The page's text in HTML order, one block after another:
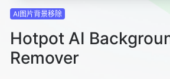
AI图片背景移除
Hotpot AI
Remover